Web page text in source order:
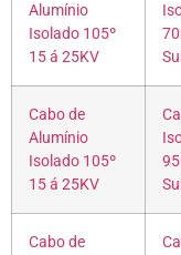
Alumínio
Isolado 105º
15 á 25KV
Cabo de
Alumínio
Isolado 105º
15 á 25KV
Cabo de